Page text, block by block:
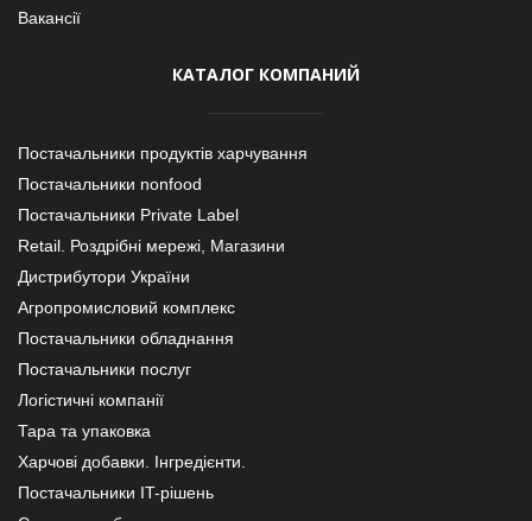
Вакансії
КАТАЛОГ КОМПАНИЙ
Постачальники продуктів харчування
Постачальники nonfood
Постачальники Private Label
Retail. Роздрібні мережі, Магазини
Дистрибутори України
Агропромисловий комплекс
Постачальники обладнання
Постачальники послуг
Логістичні компанії
Тара та упаковка
Харчові добавки. Інгредієнти.
Постачальники IT-рішень